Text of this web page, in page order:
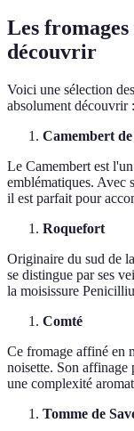
Les
découvrir
Voici une sélection des
absolument découvrir :
Camembert
Le Camembert est
emblématiques. Avec
il est parfait pour
Roquefort
Originaire du sud de
se distingue par ses
la moisissure
Comté
Ce fromage affiné en
noisette. Son affinage
une complexité
Tomme de